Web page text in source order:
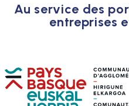
Au service des
entreprises